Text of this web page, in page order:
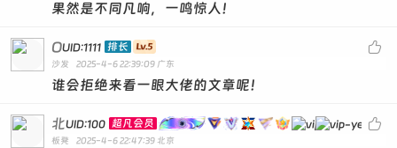
ALDEGVPOWNYXK
ALDWUMCPVJGFD
ALDEPMRUZCNTF
ALDLUSZAXOYJN
ALDYVTWXKMUHP
果然是不同凡响，一鸣惊人！

OUID:1111 排长
沙发 2025-4-6 22:39:09 广东
谁会拒绝来看一眼大佬的文章呢！

北UID:100 超凡会员
板凳 2025-4-6 22:47:39 北京